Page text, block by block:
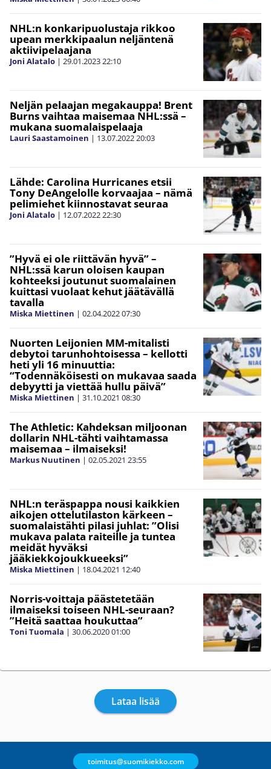
NHL:n konkaripuolustaja rikkoo
upean merkkipaalun neljäntenä
aktiivipelaajana
Joni Alatalo | 29.01.202322:10
Neljän pelaajan megakauppa! Brent
Burns vaihtaa maisemaa NHL:ssä –
mukana suomalaispelaaja
Lauri Saastamoinen | 13.07.202220:03
Lähde: Carolina Hurricanes etsii
Tony DeAngelolle korvaajaa – nämä
pelimiehet kiinnostavat seuraa
Joni Alatalo | 12.07.202222:30
”Hyvä ei ole riittävän hyvä” –
NHL:ssä karun oloisen kaupan
kohteeksi joutunut suomalainen
kuittasi vuolaat kehut jäätävällä
tavalla
Miska Miettinen | 02.04.202207:30
Nuorten Leijonien MM-mitalisti
debytoi tarunhohtoisessa – kellotti
heti yli 16 minuuttia:
“Todennäköisesti on mukavaa saada
debyytti ja viettää hullu päivä”
Miska Miettinen | 31.10.2021 08:30
The Athletic: Kahdeksan miljoonan
dollarin NHL-tähti vaihtamassa
maisemaa – ilmaiseksi!
Markus Nuutinen | 02.05.2021 23:55
NHL:n teräspappa nousi kaikkien
aikojen ottelutilaston kärkeen –
suomalaistähti pilasi juhlat: ”Olisi
mukava palata raiteille ja tuntea
meidät hyväksi
jääkiekkojoukkueeksi”
Miska Miettinen | 18.04.2021 12:40
Norris-voittaja päästetetään
ilmaiseksi toiseen NHL-seuraan?
”Heitä saattaa houkuttaa”
Toni Tuomala | 30.06.202001:00
Lataa lisää
toimitus@suomikiekko.com